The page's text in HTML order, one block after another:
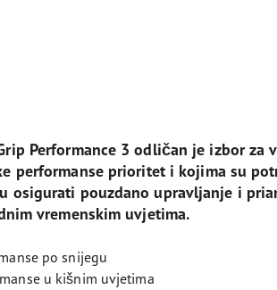
Performance 3 odličan je izbor za
performanse prioritet i kojima su
osigurati pouzdano upravljanje i
vremenskim uvjetima.
po snijegu
u kišnim uvjetima